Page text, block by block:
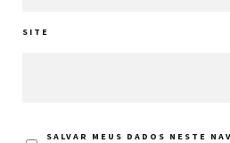
SITE
SALVAR MEUS DADOS NESTE